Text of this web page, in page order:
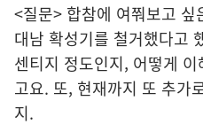
<질문> 합참에 여쭤보고
대남 확성기를 철거했다고
센티지 정도인지, 어떻게
고요. 또, 현재까지 또 추가
지.